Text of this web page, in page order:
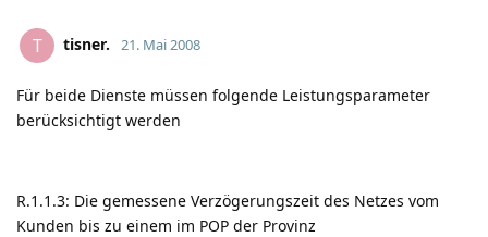
T tisner. 21. Mai 2008
Für beide Dienste müssen folgende Leistungsparameter
berücksichtigt werden
R.1.1.3: Die gemessene Verzögerungszeit des Netzes vom
Kunden bis zu einem im POP der Provinz